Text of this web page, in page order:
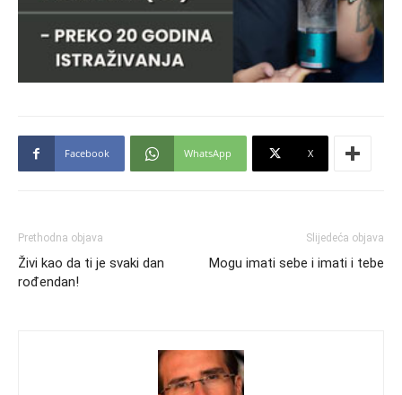
Facebook WhatsApp X
Prethodna objava
Živi kao da ti je svaki dan
rođendan!
Slijedeća objava
Mogu imati sebe i imati i tebe